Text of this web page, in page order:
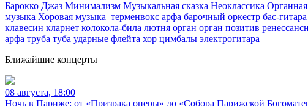
Барокко Джаз Минимализм Музыкальная сказка Неоклассика
музыка Хоровая музыка терменвокс арфа барочный оркестр бас-гитара
клавесин кларнет колокола-била лютня орган орган позитив
арфа труба туба ударные флейта хор цимбалы электрогитара
Ближайшие концерты
08 августа, 18:00
Ночь в Париже: от «Призрака оперы» до «Собора Парижской